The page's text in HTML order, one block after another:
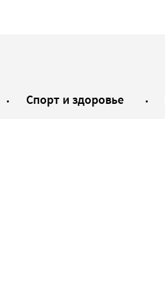
Спорт и здоровье